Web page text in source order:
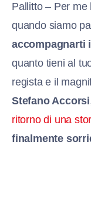
Pallitto – Per
quando siamo
accompagnarti
quanto tieni al
regista e il
Stefano Accorsi
ritorno di una
finalmente